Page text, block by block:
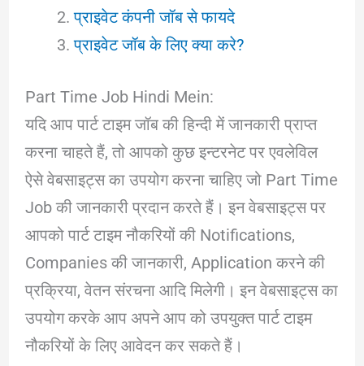
प्राइवेट कंपनी जॉब से फायदे
प्राइवेट जॉब के लिए क्याकरे?
Part Time Job Hindi Mein:
यदि आप पार्ट टाइम जॉब की हिन्दी में जानकारी प्राप्त
करना चाहते हैं, तो आपको कुछ इन्टरनेट पर एवलेविल
ऐसे वेबसाइट्स का उपयोग करना चाहिए जो Part Time
Job की जानकारी प्रदान करते हैं। इन वेबसाइट्स पर
आपको पार्ट टाइम नौकरियों की Notifications,
Companies की जानकारी, Application करने की
प्रक्रिया, वेतन संरचना आदि मिलेगी। इन वेबसाइट्स का
उपयोग करके आप अपने आप को उपयुक्त पार्ट टाइम
नौकरियों के लिए आवेदन कर सकते हैं।